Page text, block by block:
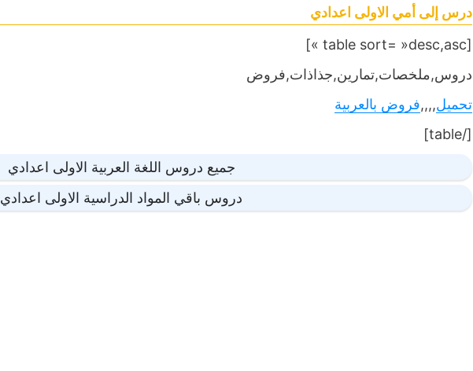
درس إلى أمي الاولى اعدادي
[table sort= »desc,asc »]
دروس,ملخصات,تمارين,جذاذات,فروض
تحميل,,,,فروض بالعربية
[/table]
جميع دروس اللغة العربية الاولى اعدادي
دروس باقي المواد الدراسية الاولى اعدادي